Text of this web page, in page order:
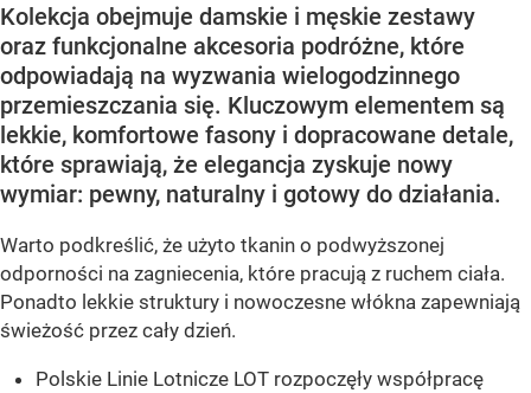
Kolekcja obejmuje damskie i męskie zestawy
oraz funkcjonalne akcesoria podróżne, które
odpowiadają na wyzwania wielogodzinnego
przemieszczania się. Kluczowym elementem są
lekkie, komfortowe fasony i dopracowane detale,
które sprawiają, że elegancja zyskuje nowy
wymiar: pewny, naturalny i gotowy do działania.
Warto podkreślić, że użyto tkanin o podwyższonej
odporności na zagniecenia, które pracują z ruchem ciała.
Ponadto lekkie struktury i nowoczesne włókna zapewniają
świeżość przez cały dzień.
Polskie Linie Lotnicze LOT rozpoczęły współpracę